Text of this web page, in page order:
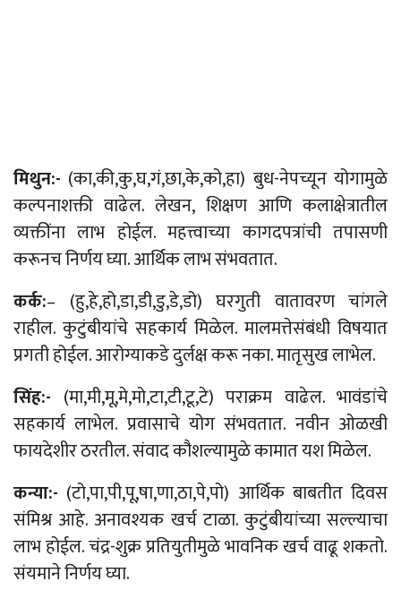
मिथुन:- (का,की,कु,घ,गं,छा,के,को,हा) बुध-नेपच्यून योगामुळे
कल्पनाशक्ती वाढेल. लेखन, शिक्षण आणि कलाक्षेत्रातील
व्यक्तींना लाभ होईल. महत्त्वाच्या कागदपत्रांची तपासणी
करूनच निर्णय घ्या. आर्थिक लाभ संभवतात.
कर्क:– (हु,हे,हो,डा,डी,डु,डे,डो) घरगुती वातावरण चांगले
राहील. कुटुंबीयांचे सहकार्य मिळेल. मालमत्तेसंबंधी विषयात
प्रगती होईल. आरोग्याकडे दुर्लक्ष करू नका. मातृसुख लाभेल.
सिंह:- (मा,मी,मू,मे,मो,टा,टी,टू,टे) पराक्रम वाढेल. भावंडांचे
सहकार्य लाभेल. प्रवासाचे योग संभवतात. नवीन ओळखी
फायदेशीर ठरतील. संवाद कौशल्यामुळे कामात यश मिळेल.
कन्या:- (टो,पा,पी,पू,षा,णा,ठा,पे,पो) आर्थिक बाबतीत दिवस
संमिश्र आहे. अनावश्यक खर्च टाळा. कुटुंबीयांच्या सल्ल्याचा
लाभ होईल. चंद्र-शुक्र प्रतियुतीमुळे भावनिक खर्च वाढू शकतो.
संयमाने निर्णय घ्या.